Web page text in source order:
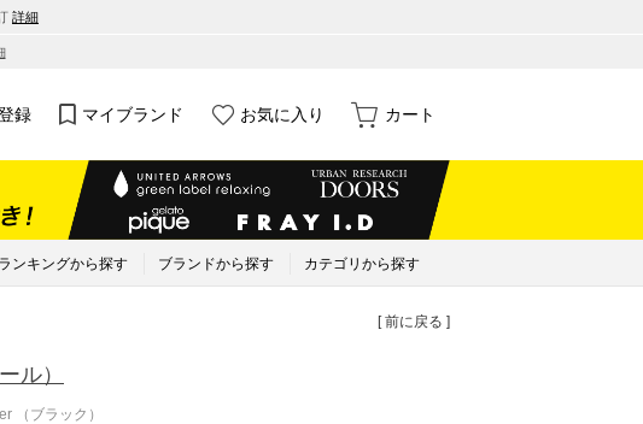
詳細
録 マイブランド お気に入り カート
ランキングから探す ブランドから探す カテゴリから探す
[ 前に戻る ]
ル）
（ブラック）